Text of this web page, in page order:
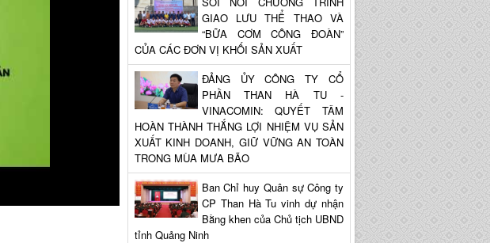
GIAO LƯU THỂ THAO VÀ
“BỮA CƠM CÔNG ĐOÀN”
CỦA CÁC ĐƠN VỊ KHỐI SẢN XUẤT
ĐẢNG ỦY CÔNG TY CỔ
PHẦN THAN HÀ TU -
VINACOMIN: QUYẾT TÂM
HOÀN THÀNH THẮNG LỢI NHIỆM VỤ SẢN
XUẤT KINH DOANH, GIỮ VỮNG AN TOÀN
TRONG MÙA MƯA BÃO
Ban Chỉ huy Quân sự Công ty
CP Than Hà Tu vinh dự nhận
Bằng khen của Chủ tịch UBND
tỉnh Quảng Ninh